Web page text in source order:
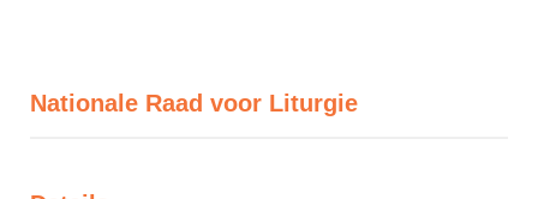
Nationale Raad voor Liturgie